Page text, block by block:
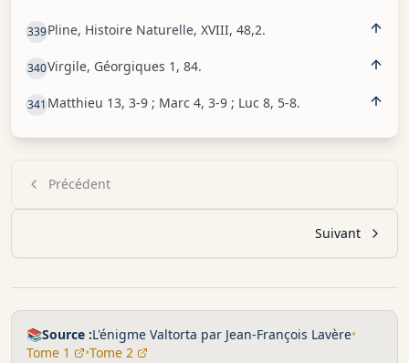
339Pline, Histoire Naturelle, XVIII, 48,2.
340Virgile, Géorgiques 1, 84.
341 Matthieu 13, 3-9 ; Marc 4, 3-9 ; Luc 8, 5-8.
Précédent
Suivant
📚Source :L'énigme Valtorta par Jean-François Lavère•
Tome 1
•Tome 2